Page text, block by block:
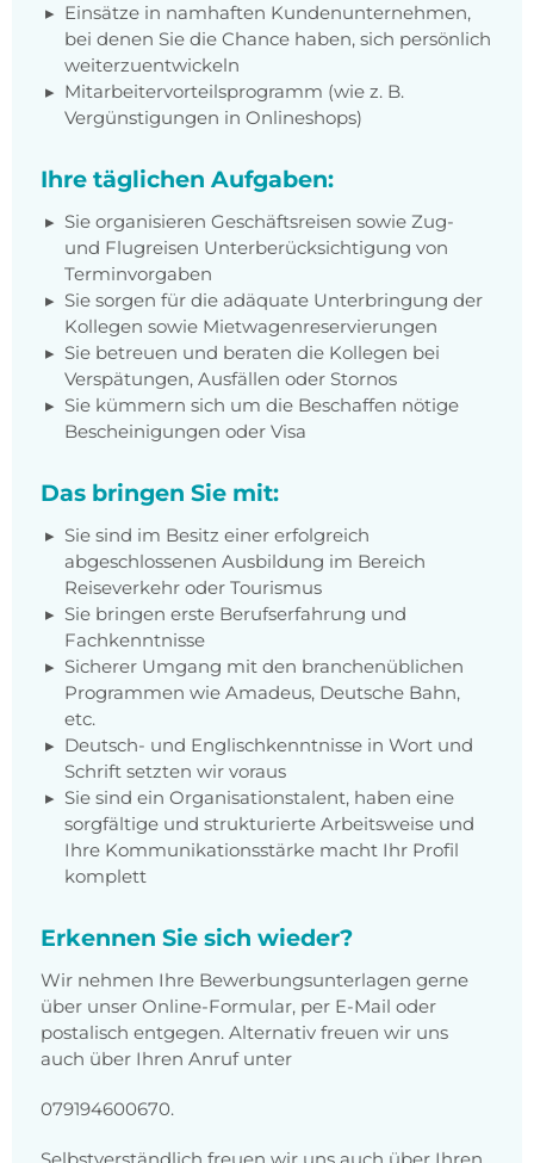
Einsätze in namhaften Kundenunternehmen,
bei denen Sie die Chance haben, sich persönlich
weiterzuentwickeln
Mitarbeitervorteilsprogramm (wie z. B.
Vergünstigungen in Onlineshops)
Ihre täglichen Aufgaben:
Sie organisieren Geschäftsreisen sowie Zug-
und Flugreisen Unterberücksichtigung von
Terminvorgaben
Sie sorgen für die adäquate Unterbringung der
Kollegen sowie Mietwagenreservierungen
Sie betreuen und beraten die Kollegen bei
Verspätungen, Ausfällen oder Stornos
Sie kümmern sich um die Beschaffen nötige
Bescheinigungen oder Visa
Das bringen Sie mit:
Sie sind im Besitz einer erfolgreich
abgeschlossenen Ausbildung im Bereich
Reiseverkehr oder Tourismus
Sie bringen erste Berufserfahrung und
Fachkenntnisse
Sicherer Umgang mit den branchenüblichen
Programmen wie Amadeus, Deutsche Bahn,
etc.
Deutsch- und Englischkenntnisse in Wort und
Schrift setzten wir voraus
Sie sind ein Organisationstalent, haben eine
sorgfältige und strukturierte Arbeitsweise und
Ihre Kommunikationsstärke macht Ihr Profil
komplett
Erkennen Sie sich wieder?
Wir nehmen Ihre Bewerbungsunterlagen gerne
über unser Online-Formular, per E-Mail oder
postalisch entgegen. Alternativ freuen wir uns
auch über Ihren Anruf unter
079194600670.